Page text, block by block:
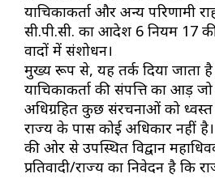
याचिकाकर्ता और अन्य परिणामी
सी.पी.सी. का आदेश 6 नियम 17
वादों में संशोधन।
मुख्य रूप से, यह तर्क दिया जाता
याचिकाकर्ता की संपत्ति का आड़
अधिग्रहित कुछ संरचनाओं को
राज्य के पास कोई अधिकार नहीं है।
की ओर से उपस्थित विद्वान
प्रतिवादी/राज्य का निवेदन है कि